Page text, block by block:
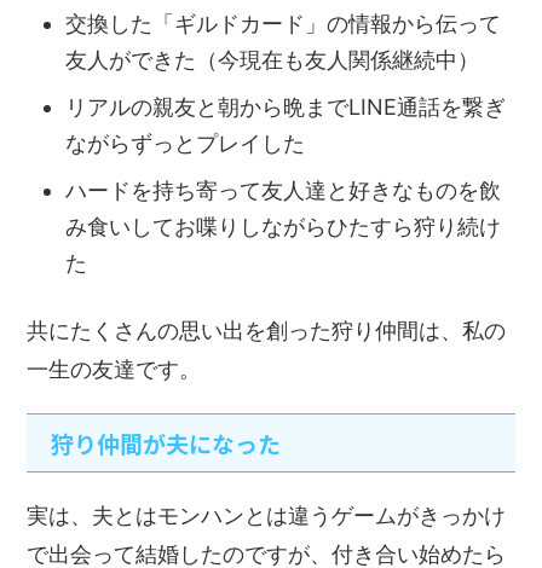
交換した「ギルドカード」の情報から伝って
友人ができた（今現在も友人関係継続中）
リアルの親友と朝から晩までLINE通話を繋ぎ
ながらずっとプレイした
ハードを持ち寄って友人達と好きなものを飲
み食いしてお喋りしながらひたすら狩り続け
た
共にたくさんの思い出を創った狩り仲間は、私の
一生の友達です。
狩り仲間が夫になった
実は、夫とはモンハンとは違うゲームがきっかけ
で出会って結婚したのですが、付き合い始めたら